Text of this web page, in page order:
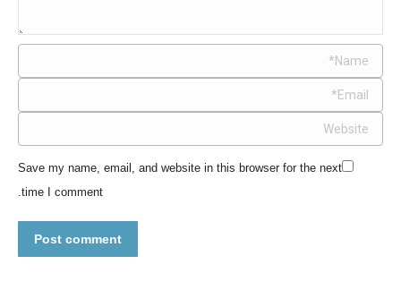
Name *
Email *
Website
Save my name, email, and website in this browser for the next
time I comment.
Post comment